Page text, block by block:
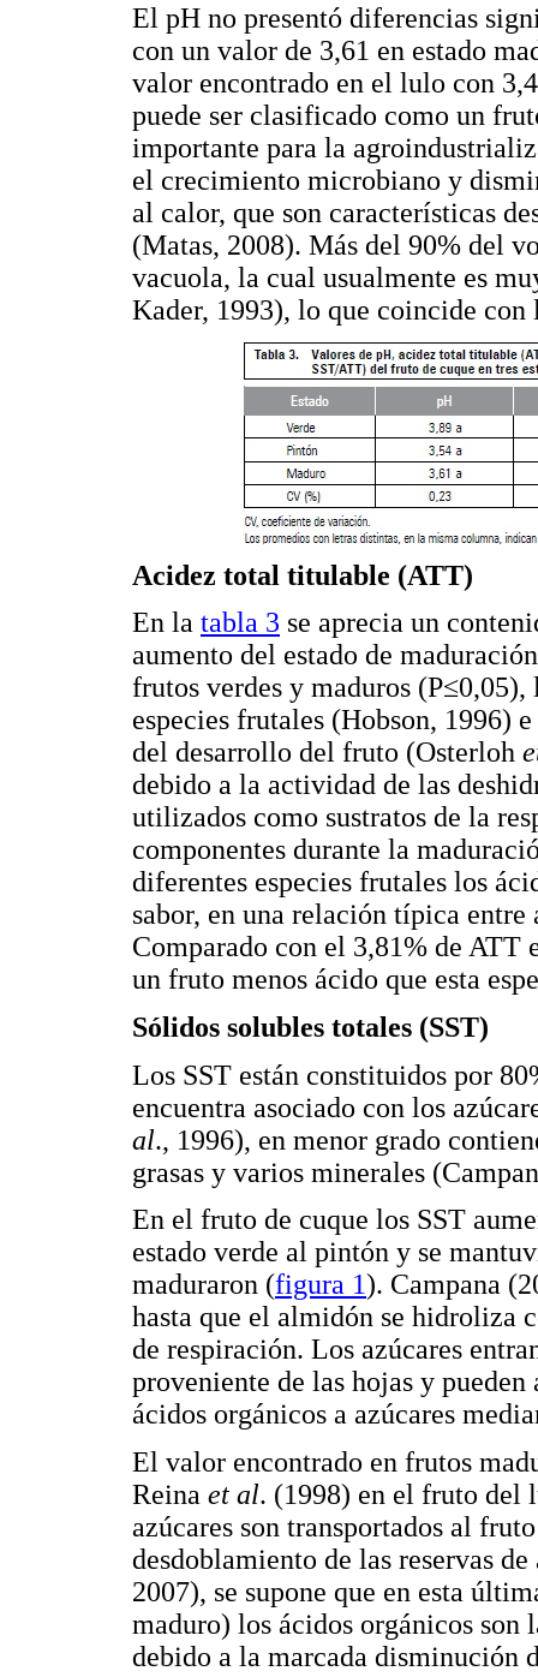
El pH no presentó diferencias
con un valor de 3,61 en estado
valor encontrado en el lulo con
puede ser clasificado como un
importante para la
el crecimiento microbiano y
al calor, que son características
(Matas, 2008). Más del 90% del
vacuola, la cual usualmente es
Kader, 1993), lo que coincide con
Acidez total titulable (ATT)
En la tabla 3 se aprecia un
aumento del estado de
frutos verdes y maduros
especies frutales (Hobson, 1996)
del desarrollo del fruto (Osterloh
debido a la actividad de las
utilizados como sustratos de la
componentes durante la
diferentes especies frutales los
sabor, en una relación típica
Comparado con el 3,81% de
un fruto menos ácido que esta
Sólidos solubles totales (SST)
Los SST están constituidos por
encuentra asociado con los
al., 1996), en menor grado
grasas y varios minerales
En el fruto de cuque los SST
estado verde al pintón y se
maduraron (figura 1). Campana
hasta que el almidón se hidroliza
de respiración. Los azúcares
proveniente de las hojas y
ácidos orgánicos a azúcares
El valor encontrado en frutos
Reina et al. (1998) en el fruto del
azúcares son transportados al
desdoblamiento de las reservas
2007), se supone que en esta
maduro) los ácidos orgánicos
debido a la marcada disminución